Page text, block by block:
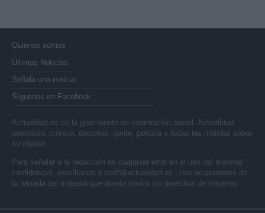
Quienes somos
Últimas Noticias
Señala una noticia
Síguenos en Facebook
Actualidad.es es la gran fuente de información social. Actualidad,
televisión, crónica, deportes, gente, política y todas las noticias sobre
su ciudad.
Para señalar a la redacción de cualquier error en el uso del material
confidencial, escríbanos a staff@actualidad.es : nos ocuparemos de
la retirada del material que atenta contra los derechos de terceros.